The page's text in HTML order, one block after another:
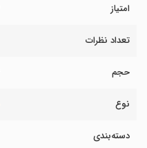
امتیاز
تعداد نظرات
حجم
نوع
دسته‌بندی